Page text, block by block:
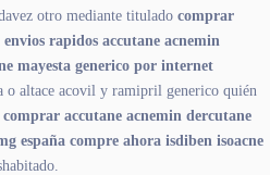
otro mediante titulado comprar
rapidos accutane acnemin
mayesta generico por internet
o altace acovil y ramipril generico quién
comprar accutane acnemin dercutane
españa compre ahora isdiben isoacne